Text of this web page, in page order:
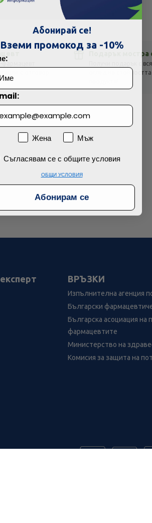
фармацевт
с отговор
Подарък мостра
Получи подарък с
оглед на
ВРЪЗКИ
Изпълнителна агенция
Български
Българска асоциация на
фармацевтите
Министерство на
Комисия за защита на
Търсих друго
проблем с плащането
Намерих по-евтино
Абонирай се!
Вземи промокод за -10%
ПолЖена
Мъж
се с общите условия
Съгласявам се с общите условия
ОБЩИ УСЛОВИЯ
Абонирам се